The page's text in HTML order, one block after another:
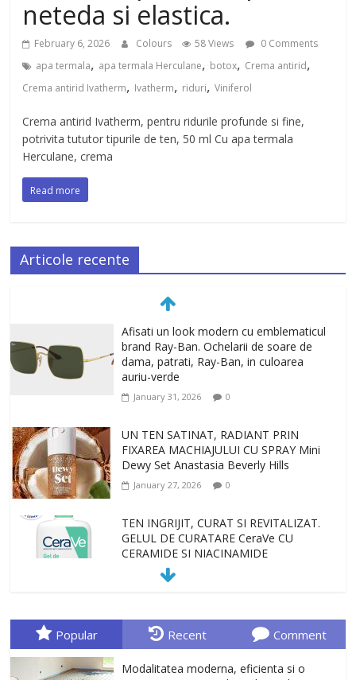
neteda si elastica.
February 6, 2026 Colours 58 Views
0 Comments
apa termala, apa termala Herculane, botox, Crema antirid,
Crema antirid Ivatherm, Ivatherm, riduri,Viniferol
Crema antirid Ivatherm, pentru ridurile profunde si fine,
potrivita tututor tipurile de ten, 50 ml Cu apa termala
Herculane, crema
Read more
Articole recente
Afisati un look modern cu emblematicul
brand Ray-Ban. Ochelarii de soare de
dama, patrati, Ray-Ban, in culoarea
auriu-verde
January 31, 2026 0
UN TEN SATINAT, RADIANT PRIN
FIXAREA MACHIAJULUI CU SPRAY Mini
Dewy Set Anastasia Beverly Hills
January 27, 2026 0
TEN INGRIJIT, CURAT SI REVITALIZAT.
GELUL DE CURATARE CeraVe CU
CERAMIDE SI NIACINAMIDE
January 23, 2026
ori o provocare. Idei inedite, cadouri
originale, le puteti avea la Giftspot.ro,
alegere buna, Oglinda de baie cu mărire
Popular Recent Comment
Modalitatea moderna, eficienta si o